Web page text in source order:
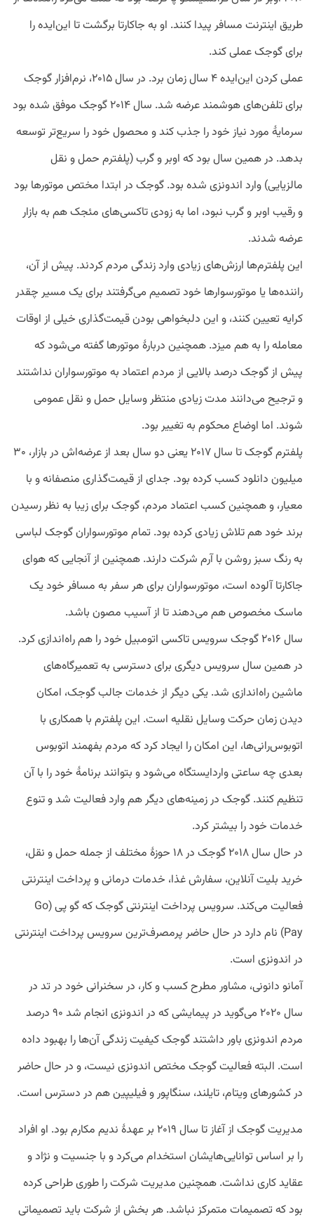
طریق اینترنت مسافر پیدا کنند. او به جاکارتا برگشت تا این‌ایده را
برای گوجک عملی کند.
عملی کردن این‌ایده ۴ سال زمان برد. در سال ۲۰۱۵، نرم‌افزار گوجک
برای تلفن‌های هوشمند عرضه شد. سال ۲۰۱۴ گوجک موفق شده بود
سرمایۀ مورد نیاز خود را جذب کند و محصول خود را سریع‌تر توسعه
بدهد. در همین سال بود که اوبر و گرب (پلفترم حمل و نقل
مالزیایی) وارد اندونزی شده بود. گوجک در ابتدا مختص موتور‌ها بود
و رقیب اوبر و گرب نبود، اما به زودی تاکسی‌های مئجک هم به بازار
عرضه شدند.
این پلفترم‌ها ارزش‌های زیادی وارد زندگی مردم کردند. پیش از آن،
راننده‌ها یا موتورسوار‌ها خود تصمیم می‌گرفتند برای یک مسیر چقدر
کرایه تعیین کنند، و این دلبخواهی بودن قیمت‌گذاری خیلی از اوقات
معامله را به هم میزد. همچنین دربارۀ موتور‌ها گفته می‌شود که
پیش از گوجک درصد بالایی از مردم اعتماد به موتورسواران نداشتند
و ترجیح می‌دانند مدت زیادی منتظر وسایل حمل و نقل عمومی
شوند. اما اوضاع محکوم به تغییر بود.
پلفترم گوجک تا سال ۲۰۱۷ یعنی دو سال بعد از عرضه‌اش در بازار، ۳۰
میلیون دانلود کسب کرده بود. جدای از قیمت‌گذاری منصفانه و با
معیار، و همچنین کسب اعتماد مردم، گوجک برای زیبا به نظر رسیدن
برند خود هم تلاش زیادی کرده بود. تمام موتورسواران گوجک لباسی
به رنگ سبز روشن با آرم شرکت دارند. همچنین از آنجایی که هوای
جاکارتا آلوده است، موتورسواران برای هر سفر به مسافر خود یک
ماسک مخصوص هم می‌دهند تا از آسیب مصون باشد.
سال ۲۰۱۶ گوجک سرویس تاکسی اتومبیل خود را هم راه‌اندازی کرد.
در همین سال سرویس دیگری برای دسترسی به تعمیرگاه‌های
ماشین راه‌اندازی شد. یکی دیگر از خدمات جالب گوجک، امکان
دیدن زمان حرکت وسایل نقلیه است. این پلفترم با همکاری با
اتوبوس‌رانی‌ها، این امکان را ایجاد کرد که مردم بفهمند اتوبوس
بعدی چه ساعتی وارد‌ایستگاه می‌شود و بتوانند برنامۀ خود را با آن
تنظیم کنند. گوجک در زمینه‌های دیگر هم وارد فعالیت شد و تنوع
خدمات خود را بیشتر کرد.
در حال سال ۲۰۱۸ گوجک در ۱۸ حوزۀ مختلف از جمله حمل و نقل،
خرید بلیت آنلاین، سفارش غذا، خدمات درمانی و پرداخت اینترنتی
فعالیت می‌کند. سرویس پرداخت اینترنتی گوجک که گو پی (Go
Pay) نام دارد در حال حاضر پرمصرف‌ترین سرویس پرداخت اینترنتی
در اندونزی است.
آمانو دانونی، مشاور مطرح کسب و کار، در سخنرانی خود در تد در
سال ۲۰۲۰ می‌گوید در پیمایشی که در اندونزی انجام شد ۹۰ درصد
مردم اندونزی باور داشتند گوجک کیفیت زندگی آن‌ها را بهبود داده
است. البته فعالیت گوجک مختص اندونزی نیست، و در حال حاضر
در کشور‌های ویتام، تایلند، سنگاپور و فیلیپین هم در دسترس است.
مدیریت گوجک از آغاز تا سال ۲۰۱۹ بر عهدۀ ندیم مکارم بود. او افراد
را بر اساس توانایی‌هایشان استخدام می‌کرد و با جنسیت و نژاد و
عقاید کاری نداشت. همچنین مدیریت شرکت را طوری طراحی کرده
بود که تصمیمات متمرکز نباشد. هر بخش از شرکت باید تصمیماتی